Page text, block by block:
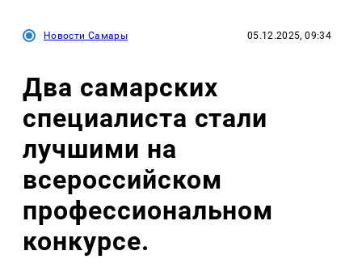
Новости Самары 05.12.2025, 09:34
Два самарских
специалиста стали
лучшими на
всероссийском
профессиональном
конкурсе.